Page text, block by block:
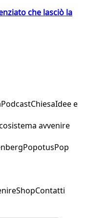
che lasciò la
PodcastChiesaIdee e
avvenire
PopotusPop
ShopContatti